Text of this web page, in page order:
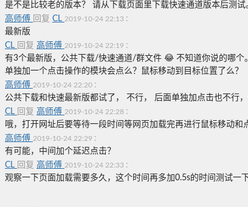
是不是比较老的版本？ 请从下载页面里下载快速通道版本后测试
高师傅 回复 CL 2019-10-24 22:13 :
最新版
CL 回复 高师傅 2019-10-24 22:19 :
有3个最新版，公共下载/快速通道/群文件 😂 不知道你说的哪个
单独加一个点击操作的模块会点么？鼠标移动到目标位置了么？
高师傅 2019-10-24 22:20 :
公共下载和快速最新版都试了， 不行， 后面单独加点击也不行
CL 回复 高师傅 2019-10-24 22:28 :
哦，打开网址后要等待一段时间等网页加载完再进行鼠标移动
高师傅 2019-10-24 22:29 :
有可能，中间加个延迟点击？
CL 回复 高师傅 2019-10-24 22:33 :
观察一下页面加载需要多久，这个时间再多加0.5s的时间测试一